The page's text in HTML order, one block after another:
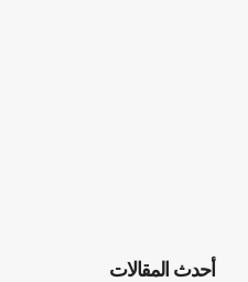
أحدث المقالات